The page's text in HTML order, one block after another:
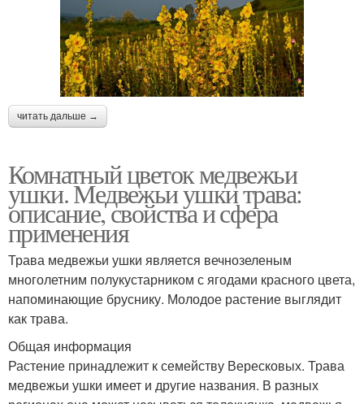
читать дальше →
Комнатный цветок медвежьи
ушки. Медвежьи ушки трава:
описание, свойства и сфера
применения
Трава медвежьи ушки является вечнозеленым
многолетним полукустарником с ягодами красного цвета,
напоминающие бруснику. Молодое растение выглядит
как трава.
Общая информация
Растение принадлежит к семейству Вересковых. Трава
медвежьи ушки имеет и другие названия. В разных